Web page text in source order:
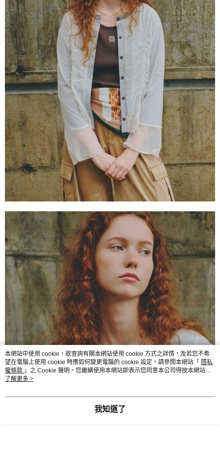
本網站中使用 cookie，欲查詢有關本網站使用 cookie 方式之詳情，及若您不希
望在電腦上使用 cookie 時應如何變更電腦的 cookie 設定，請參閱本網站「 隱私
權條款 」之 Cookie 聲明。您繼續使用本網站即表示您同意本公司得按本網站使
用條款之 Cookie 聲明使用 cookie。
了解更多 >
我知道了